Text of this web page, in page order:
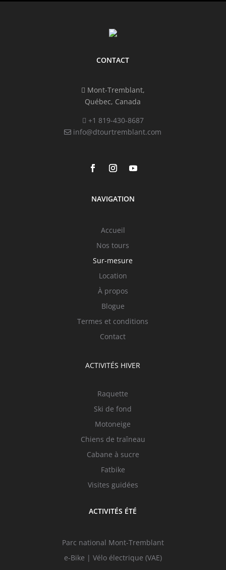
CONTACT
Mont-Tremblant,
Québec, Canada
+1 819-430-8687
info@dtourtremblant.com
NAVIGATION
Accueil
Nos tours
Sur-mesure
Location
À propos
Blogue
Termes et conditions
Contact
ACTIVITÉS HIVER
Raquette
Ski de fond
Motoneige
Chiens de traîneau
Cabane à sucre
Fatbike
Visites guidées
ACTIVITÉS ÉTÉ
Parc national Mont-Tremblant
e-Bike | Vélo électrique (VAE)